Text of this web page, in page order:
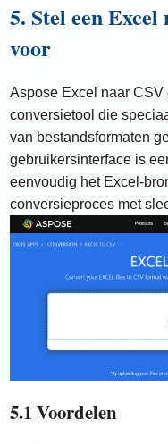
5. Stel een
voor
Aspose Excel naar
conversietool die
van bestandsformaten
gebruikersinterface is
eenvoudig het Excel-
conversieproces met
5.1 Voordelen